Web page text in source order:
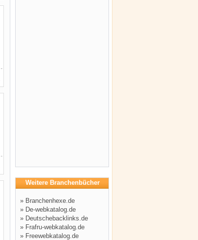
Weitere Branchenbücher
» Branchenhexe.de
» De-webkatalog.de
» Deutschebacklinks.de
» Frafru-webkatalog.de
» Freewebkatalog.de